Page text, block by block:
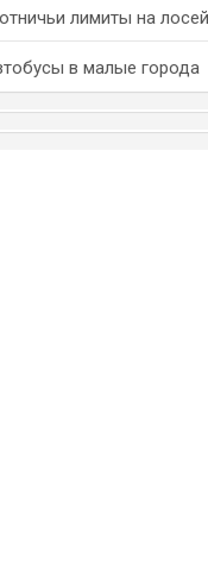
лимиты на
в малые города